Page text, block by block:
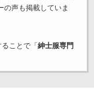
の声も掲載していま
ことで「 紳士服専門